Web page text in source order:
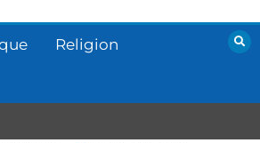
Religion
son assemblée générale
conformément à ses